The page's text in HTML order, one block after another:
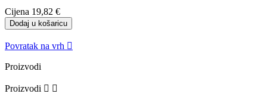
Cijena 19,82 €
Dodaj u košaricu
Povratak na vrh 
Proizvodi
Proizvodi  